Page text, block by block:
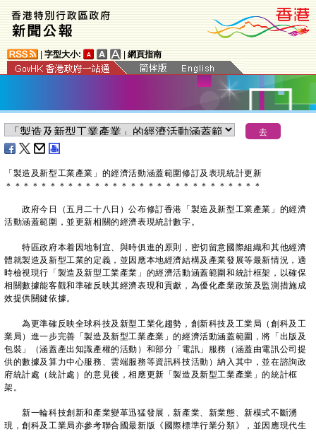
字型大小: 網頁指南
「製造及新型工業產業」的經濟活動涵蓋範圍修訂及表現統計更新
＊ ＊ ＊ ＊ ＊ ＊ ＊ ＊ ＊ ＊ ＊ ＊ ＊ ＊ ＊ ＊ ＊ ＊ ＊ ＊ ＊ ＊ ＊ ＊ ＊ ＊ ＊ ＊ ＊
政府今日（五月二十八日）公布修訂香港「製造及新型工業產業」的經濟
活動涵蓋範圍，並更新相關的經濟表現統計數字。
特區政府本着因地制宜、與時俱進的原則，密切留意國際組織和其他經濟
體就製造及新型工業的定義，並因應本地經濟結構及產業發展等最新情況，適
時檢視現行「製造及新型工業產業」的經濟活動涵蓋範圍和統計框架，以確保
相關數據能客觀和準確反映其經濟表現和貢獻，為優化產業政策及監測措施成
效提供關鍵依據。
為更準確反映全球科技及新型工業化趨勢，創新科技及工業局（創科及工
業局）進一步完善「製造及新型工業產業」的經濟活動涵蓋範圍，將「出版及
包裝」（涵蓋產出知識產權的活動）和部分「電訊」服務（涵蓋由電訊公司提
供的數據及算力中心服務、雲端服務等資訊科技活動）納入其中，並在諮詢政
府統計處（統計處）的意見後，相應更新「製造及新型工業產業」的統計框
架。
新一輪科技創新和產業變革迅猛發展，新產業、新業態、新模式不斷湧
現，創科及工業局亦參考聯合國最新版《國際標準行業分類》，並因應現代生